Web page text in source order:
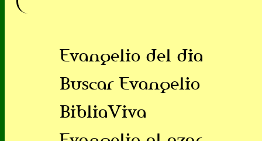
Evangelio del dia
Buscar Evangelio
BibliaViva